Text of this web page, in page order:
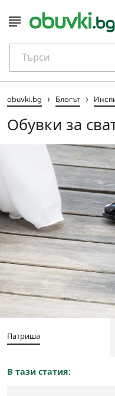
Търси
obuvki.bg › Блогът ›
Обувки за
Патриша
В тази статия: